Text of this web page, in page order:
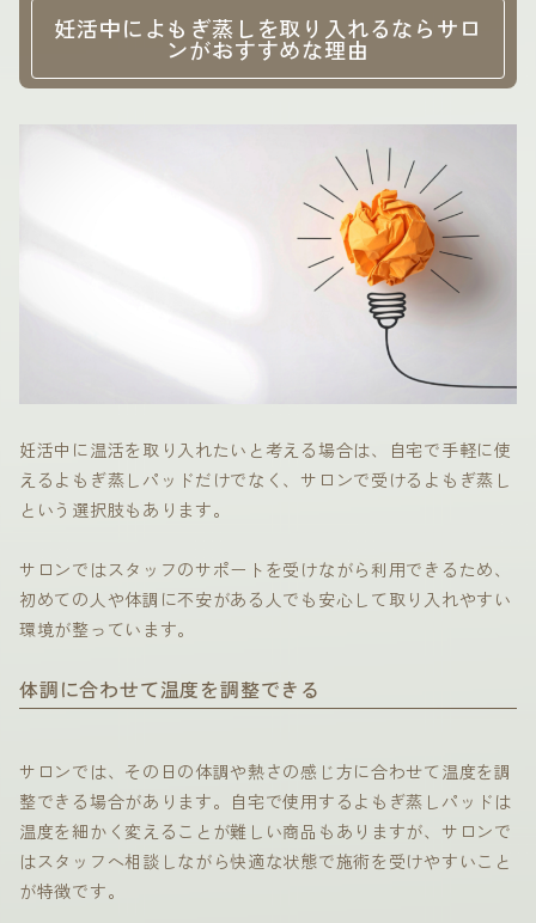
妊活中によもぎ蒸しを取り入れるならサロ
ンがおすすめな理由
妊活中に温活を取り入れたいと考える場合は、自宅で手軽に使
えるよもぎ蒸しパッドだけでなく、サロンで受けるよもぎ蒸し
という選択肢もあります。
サロンではスタッフのサポートを受けながら利用できるため、
初めての人や体調に不安がある人でも安心して取り入れやすい
環境が整っています。
体調に合わせて温度を調整できる
サロンでは、その日の体調や熱さの感じ方に合わせて温度を調
整できる場合があります。自宅で使用するよもぎ蒸しパッドは
温度を細かく変えることが難しい商品もありますが、サロンで
はスタッフへ相談しながら快適な状態で施術を受けやすいこと
が特徴です。